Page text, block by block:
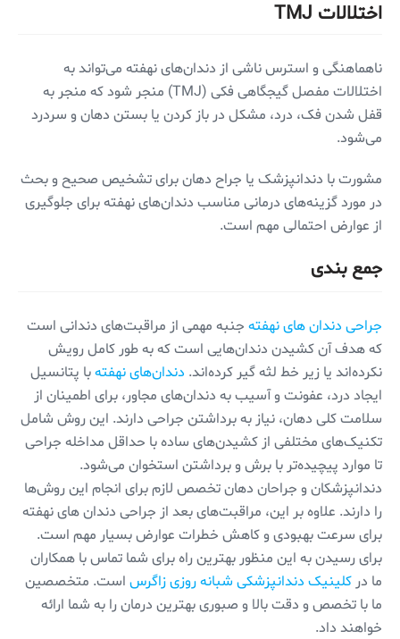
اختلالات TMJ
ناهماهنگی و استرس ناشی از دندان‌های نهفته می‌تواند به
اختلالات مفصل گیجگاهی فکی (TMJ) منجر شود که منجر به
قفل شدن فک، درد، مشکل در باز کردن یا بستن دهان و سردرد
می‌شود.
مشورت با دندانپزشک یا جراح دهان برای تشخیص صحیح و بحث
در مورد گزینه‌های درمانی مناسب دندان‌های نهفته برای جلوگیری
از عوارض احتمالی مهم است.
جمع بندی
جراحی دندان های نهفته جنبه مهمی از مراقبت‌های دندانی است
که هدف آن کشیدن دندان‌هایی است که به طور کامل رویش
نکرده‌اند یا زیر خط لثه گیر کرده‌اند. دندان‌های نهفتهبا پتانسیل
ایجاد درد، عفونت و آسیب به دندان‌های مجاور، برای اطمینان از
سلامت کلی دهان، نیاز به برداشتن جراحی دارند. این روش شامل
تکنیک‌های مختلفی از کشیدن‌های ساده با حداقل مداخله جراحی
تا موارد پیچیده‌تر با برش و برداشتن استخوان می‌شود.
دندانپزشکان و جراحان دهان تخصص لازم برای انجام این روش‌ها
را دارند. علاوه بر این، مراقبت‌های بعد از جراحی‌ دندان های نهفته
برای سرعت بهبودی و کاهش خطرات عوارض بسیار مهم است.
برای رسیدن به این منظور بهترین راه برای شما تماس با همکاران
ما در کلینیک دندانپزشکی شبانه روزی زاگرس است. متخصصین
ما با تخصص و دقت بالا و صبوری بهترین درمان را به شما ارائه
خواهند داد.